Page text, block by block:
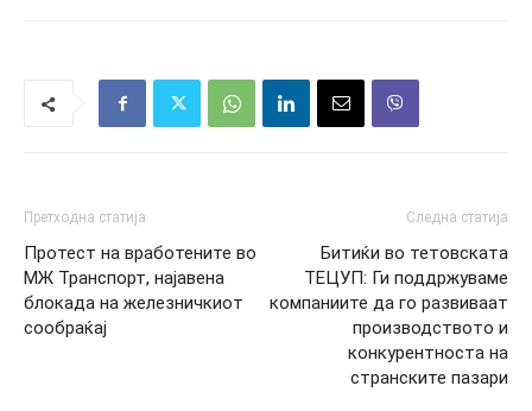
Претходна статија
Протест на вработените во
МЖ Транспорт, најавена
блокада на железничкиот
сообраќај
Следна статија
Битиќи во тетовската
ТЕЦУП: Ги поддржуваме
компаниите да го развиваат
производството и
конкурентноста на
странските пазари